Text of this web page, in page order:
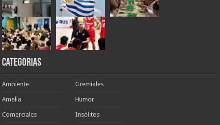
Categorias
Ambiente
Amelia
Comerciales
Gremiales
Humor
Insólitos